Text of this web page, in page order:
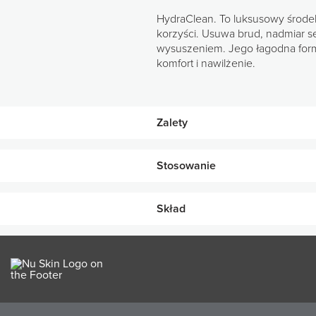
HydraClean. To luksusowy
korzyści. Usuwa brud, nadmiar
wysuszeniem. Jego łagodna
komfort i nawilżenie.
Zalety
Zawiera bioadaptacyjne
Pomaga utrzymać naturalną
Stosowanie
Delikatnie wmasuj opuszkami
Skład